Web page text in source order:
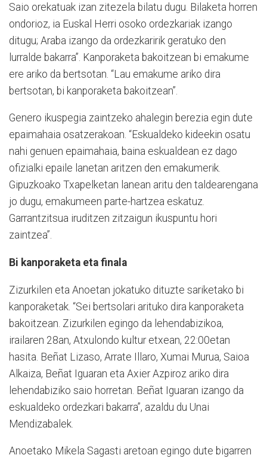
Saio orekatuak izan zitezela bilatu dugu. Bilaketa horren
ondorioz, ia Euskal Herri osoko ordezkariak izango
ditugu; Araba izango da ordezkaririk geratuko den
lurralde bakarra”. Kanporaketa bakoitzean bi emakume
ere ariko da bertsotan. “Lau emakume ariko dira
bertsotan, bi kanporaketa bakoitzean”.
Genero ikuspegia zaintzeko ahalegin berezia egin dute
epaimahaia osatzerakoan. “Eskualdeko kideekin osatu
nahi genuen epaimahaia, baina eskualdean ez dago
ofizialki epaile lanetan aritzen den emakumerik.
Gipuzkoako Txapelketan lanean aritu den taldearengana
jo dugu, emakumeen parte-hartzea eskatuz.
Garrantzitsua iruditzen zitzaigun ikuspuntu hori
zaintzea”.
Bi kanporaketa eta finala
Zizurkilen eta Anoetan jokatuko dituzte sariketako bi
kanporaketak. “Sei bertsolari arituko dira kanporaketa
bakoitzean. Zizurkilen egingo da lehendabizikoa,
irailaren 28an, Atxulondo kultur etxean, 22:00etan
hasita. Beñat Lizaso, Arrate Illaro, Xumai Murua, Saioa
Alkaiza, Beñat Iguaran eta Axier Azpiroz ariko dira
lehendabiziko saio horretan. Beñat Iguaran izango da
eskualdeko ordezkari bakarra”, azaldu du Unai
Mendizabalek.
Anoetako Mikela Sagasti aretoan egingo dute bigarren